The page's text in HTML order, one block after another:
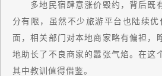
多地民宿肆意涨价毁约，背后既有
分有限，虽然不少旅游平台也陆续
面，相关部门对本地商家略有偏袒，
地助长了不良商家的嚣张气焰。在这
其中教训值得借鉴。